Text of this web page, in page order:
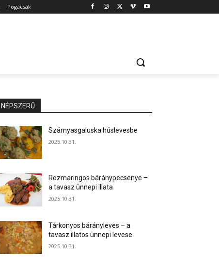
Pogácsák
NÉPSZERŰ
Szárnyasgaluska húslevesbe
2025.10.31.
Rozmaringos báránypecsenye –
a tavasz ünnepi illata
2025.10.31.
Tárkonyos bárányleves – a
tavasz illatos ünnepi levese
2025.10.31.